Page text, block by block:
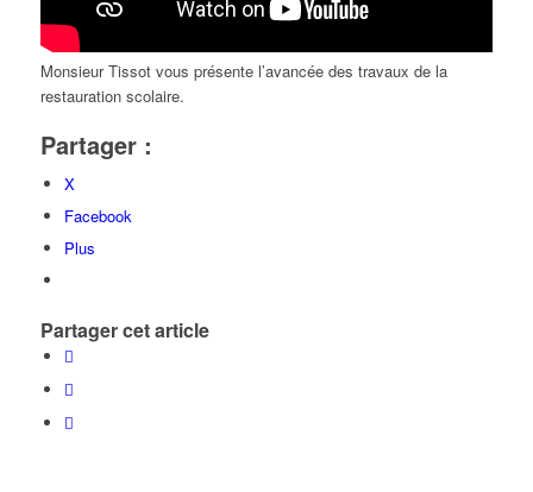
Monsieur Tissot vous présente l’avancée des travaux de la
restauration scolaire.
Partager :
X
Facebook
Plus
Partager cet article